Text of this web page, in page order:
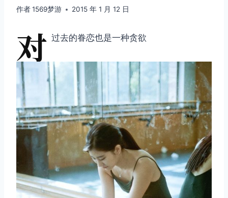
作者1569梦游 2015 年 1 月 12 日
对 过去的眷恋也是一种贪欲